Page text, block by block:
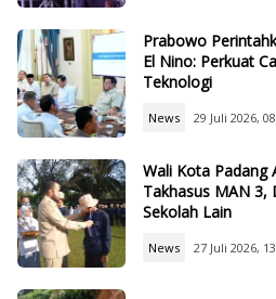
Prabowo
El Nino: Perkuat
Teknologi
News 29 Juli 2026,
Wali Kota Padang
Takhasus MAN 3,
Sekolah Lain
News 27 Juli 2026,